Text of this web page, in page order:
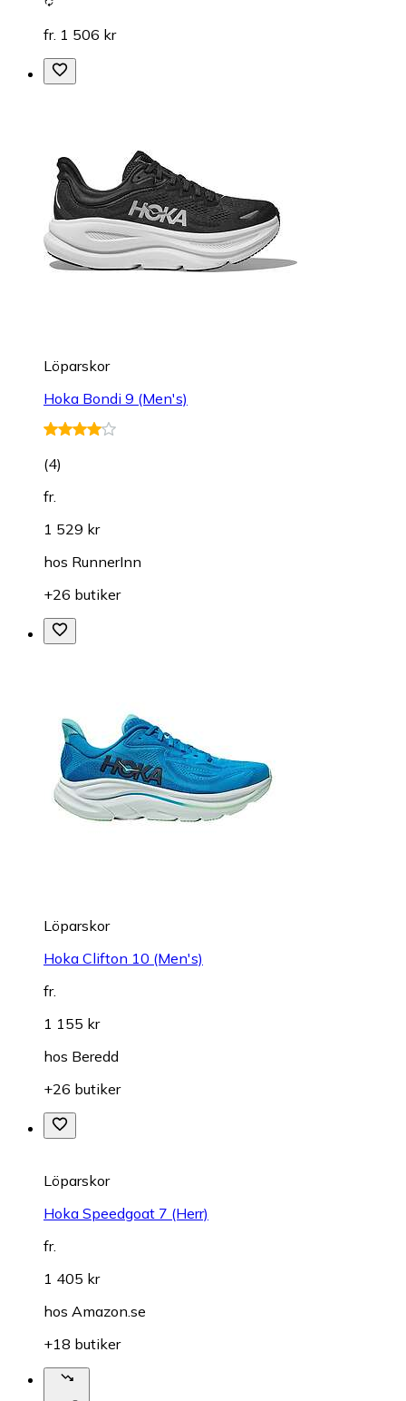
fr. 1 506 kr
Löparskor
Hoka Bondi 9 (Men's)
(4)
fr.
1 529 kr
hos RunnerInn
+26 butiker
Löparskor
Hoka Clifton 10 (Men's)
fr.
1 155 kr
hos Beredd
+26 butiker
Löparskor
Hoka Speedgoat 7 (Herr)
fr.
1 405 kr
hos Amazon.se
+18 butiker